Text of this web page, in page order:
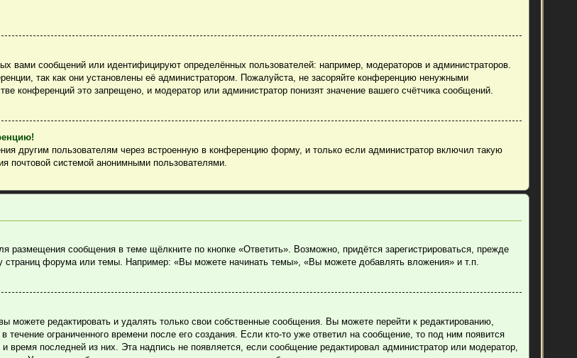
вами сообщений или идентифицируют определённых пользователей: например, модераторов и администраторов.
так как они установлены её администратором. Пожалуйста, не засоряйте конференцию ненужными
конференций это запрещено, и модератор или администратор понизят значение вашего счётчика сообщений.
другим пользователям через встроенную в конференцию форму, и только если администратор включил такую
почтовой системой анонимными пользователями.
сообщения в теме щёлкните по кнопке «Ответить». Возможно, придётся зарегистрироваться, прежде
страниц форума или темы. Например: «Вы можете начинать темы», «Вы можете добавлять вложения» и т.п.
редактировать и удалять только свои собственные сообщения. Вы можете перейти к редактированию,
течение ограниченного времени после его создания. Если кто-то уже ответил на сообщение, то под ним появится
время последней из них. Эта надпись не появляется, если сообщение редактировал администратор или модератор,